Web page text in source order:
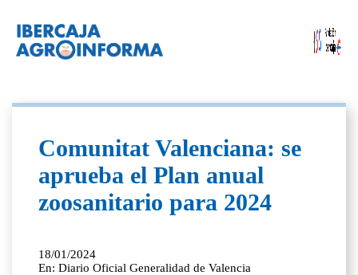
Comunitat Valenciana: se
aprueba el Plan anual
zoosanitario para 2024
18/01/2024
En: Diario Oficial Generalidad de Valencia